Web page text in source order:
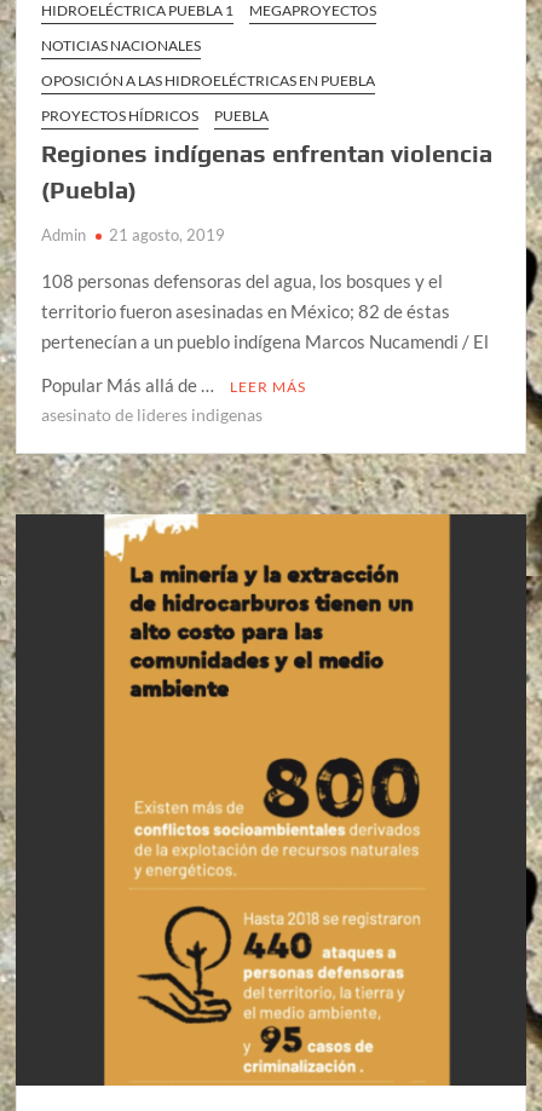
HIDROELÉCTRICA PUEBLA 1
MEGAPROYECTOS
NOTICIAS NACIONALES
OPOSICIÓN A LAS HIDROELÉCTRICAS EN PUEBLA
PROYECTOS HÍDRICOS
PUEBLA
Regiones indígenas enfrentan violencia
(Puebla)
Admin 21 agosto, 2019
108 personas defensoras del agua, los bosques y el
territorio fueron asesinadas en México; 82 de éstas
pertenecían a un pueblo indígena Marcos Nucamendi / El
Popular Más allá de …
LEER MÁS
asesinato de lideres indigenas